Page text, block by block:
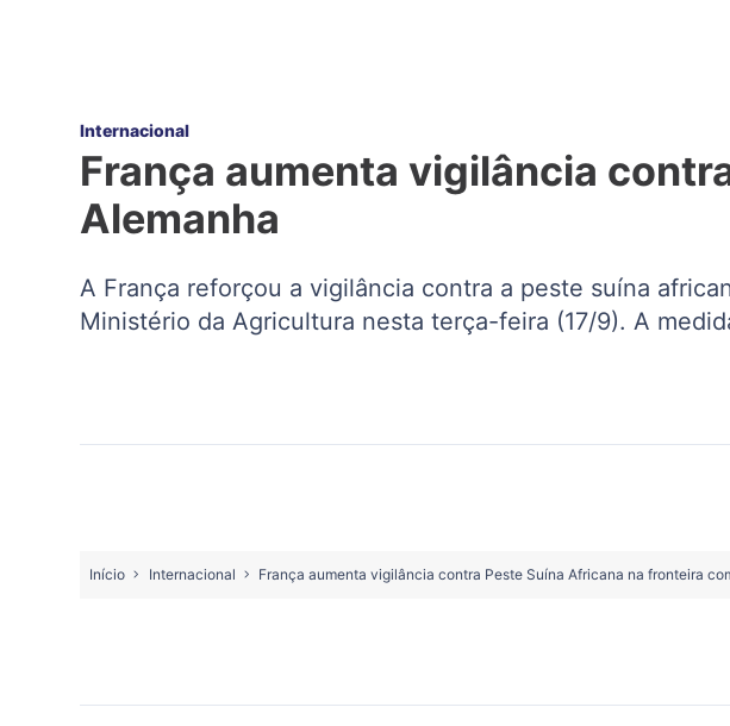
Internacional
França aumenta vigilância
Alemanha
A França reforçou a vigilância contra a peste suína
Ministério da Agricultura nesta terça-feira (17/9). A
Início Internacional França aumenta vigilância contra Peste Suína Africana na fronteira